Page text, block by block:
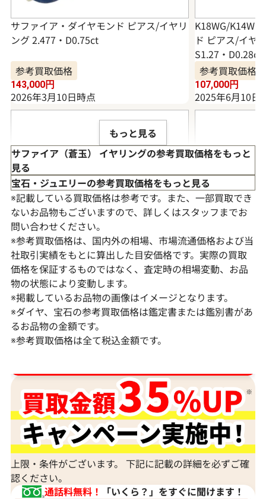
サファイア・ダイヤモンド ピアス/イヤリ
ング 2.477・D0.75ct
参考買取価格
143,000円
2026年3月10日時点
K18WG/
ド ピアス/イヤ
S1.27・D0.28ct
参考買取価格
107,000円
2025年6月10日
Pt･Pm900 サファイア・ダイヤモンド ピ
アス/イヤリング 0.55・0.57・0.26・
0.26ct
参考買取価格
Pt･Pm900 サフ
アス/イヤリン
もっと見る
サファイア（蒼玉） イヤリングの参考買取価格をもっと
見る
宝石・ジュエリーの参考買取価格をもっと見る
※記載している買取価格は参考です。また、一部買取でき
ないお品物もございますので、詳しくはスタッフまでお
問い合わせください。
※参考買取価格は、国内外の相場、市場流通価格および当
社取引実績をもとに算出した目安価格です。実際の買取
価格を保証するものではなく、査定時の相場変動、お品
物の状態により変動します。
※掲載しているお品物の画像はイメージとなります。
※ダイヤ、宝石の参考買取価格は鑑定書または鑑別書があ
るお品物の金額です。
※参考買取価格は全て税込金額です。
上限・条件がございます。 下記に記載の詳細を必ずご確
認ください。
通話料無料！
「いくら？」をすぐに聞けます！